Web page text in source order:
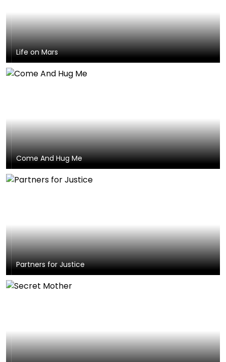
Life on Mars
Come And Hug Me
Partners for Justice